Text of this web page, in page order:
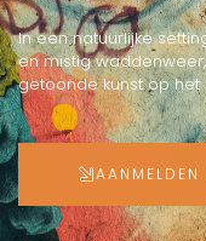
In een natuurlijke
en mistig
getoonde kunst op het
AANMELDEN